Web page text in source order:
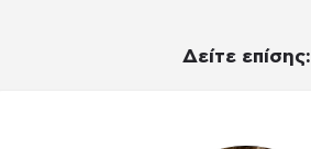
Δείτε επίσης: